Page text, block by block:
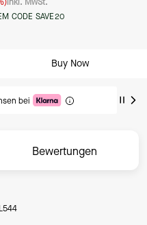
CODE SAVE20
Buy Now
bei
Bewertungen